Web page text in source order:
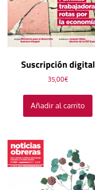
Suscripción digital
35,00€
Añadir al carrito